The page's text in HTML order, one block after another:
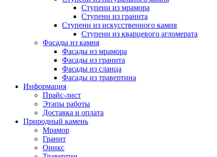
Ступени из мрамора
Ступени из гранита
Ступени из искусственного камня
Ступени из кварцевого агломерата
Фасады из камня
Фасады из мрамора
Фасады из гранита
Фасады из сланца
Фасады из травертина
Информация
Прайс-лист
Этапы работы
Доставка и оплата
Природный камень
Мрамор
Гранит
Оникс